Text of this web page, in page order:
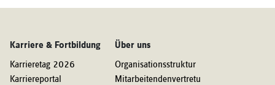
Karriere & Fortbildung
Karrieretag 2026
Karriereportal
Über uns
Organisationsstruktur
Mitarbeitendenvertretu